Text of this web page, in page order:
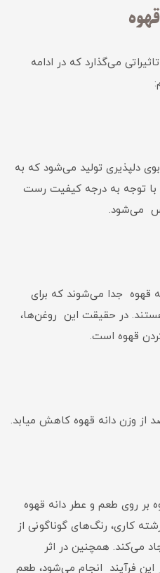
می‌گذارد که در ادامه
دلپذیری تولید می‌شود که به
توجه به درجه کیفیت رست
می‌شود.
قهوه جدا می‌شوند که برای
در حقیقت این روغن‌ها،
قهوه است.
روی طعم و عطر دانه قهوه
کاری، رنگ‌های گوناگونی از
می‌کند. همچنین در اثر
فرآیند انجام می‌شود، طعم